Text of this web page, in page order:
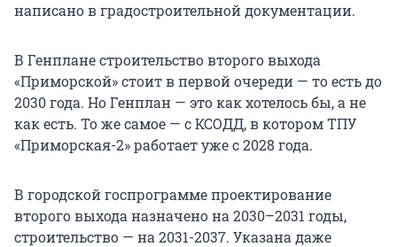
написано в градостроительной документации.
В Генплане строительство второго выхода
«Приморской» стоит в первой очереди — то есть до
2030 года. Но Генплан — это как хотелось бы, а не
как есть. То же самое — с КСОДД, в котором ТПУ
«Приморская-2» работает уже с 2028 года.
В городской госпрограмме проектирование
второго выхода назначено на 2030–2031 годы,
строительство — на 2031-2037. Указана даже